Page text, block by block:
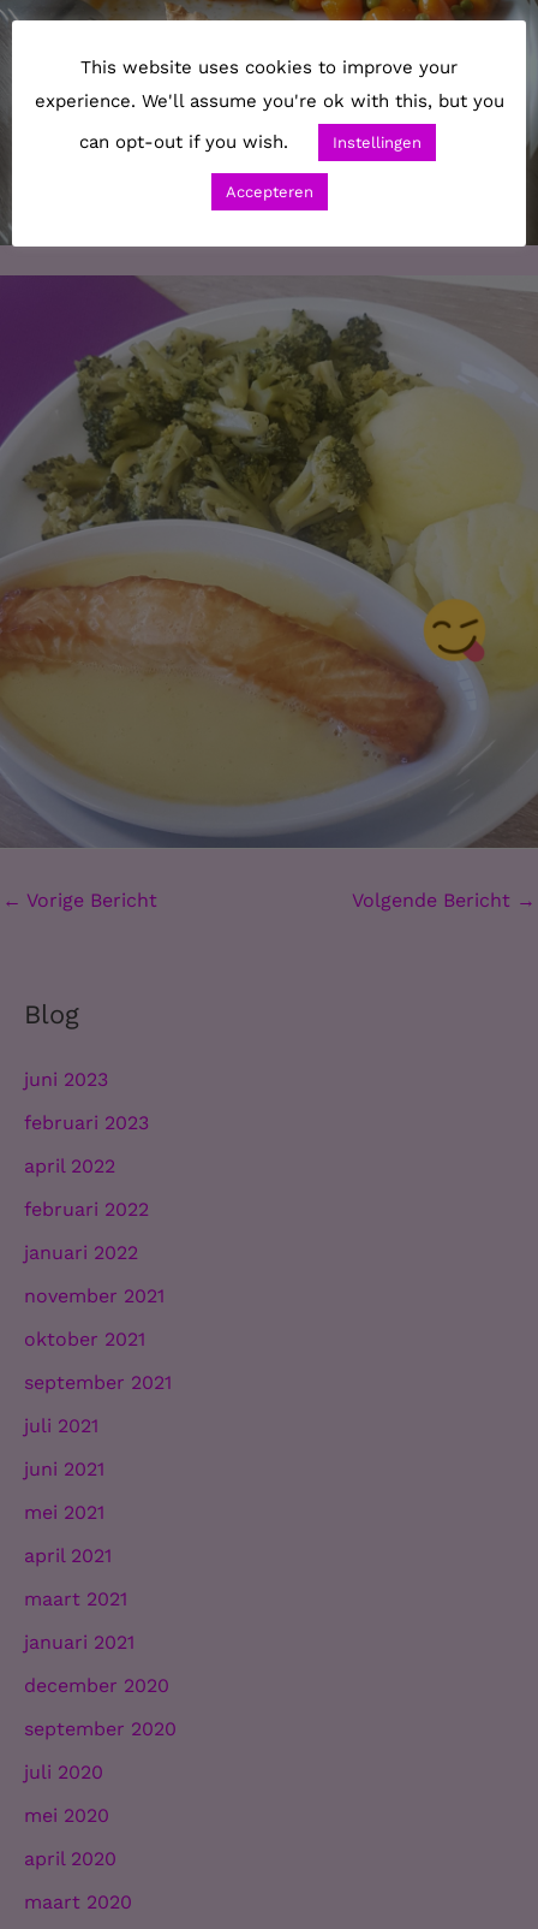
← Vorige Bericht Volgende Bericht →
Blog
juni 2023
februari 2023
april 2022
februari 2022
januari 2022
november 2021
oktober 2021
september 2021
juli 2021
juni 2021
mei 2021
april 2021
maart 2021
januari 2021
december 2020
september 2020
juli 2020
mei 2020
april 2020
maart 2020
This website uses cookies to improve your
experience. We'll assume you're ok with this, but you
can opt-out if you wish.
Instellingen
Accepteren